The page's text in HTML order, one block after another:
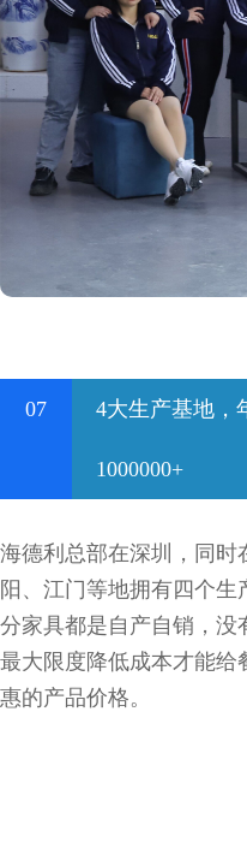
07 4大生产基地，
1000000+
海德利总部在深圳，同时
阳、江门等地拥有四个生
分家具都是自产自销，没
最大限度降低成本才能给
惠的产品价格。